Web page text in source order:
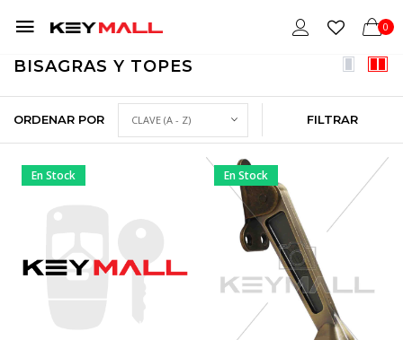
0
BISAGRAS Y TOPES
ORDENAR POR FILTRAR
En Stock En Stock